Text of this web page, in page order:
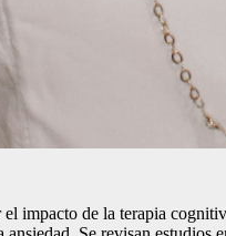
impacto de la terapia